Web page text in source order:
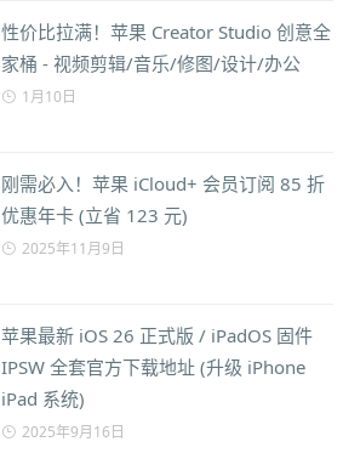
性价比拉满！苹果 Creator Studio 创意全
家桶 - 视频剪辑/音乐/修图/设计/办公
1月10日
刚需必入！苹果 iCloud+ 会员订阅 85 折
优惠年卡 (立省 123 元)
2025年11月9日
苹果最新 iOS 26 正式版 / iPadOS 固件
IPSW 全套官方下载地址 (升级 iPhone
iPad 系统)
2025年9月16日